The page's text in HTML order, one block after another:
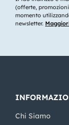
(offerte,
momento
newsletter.
Chi Siamo